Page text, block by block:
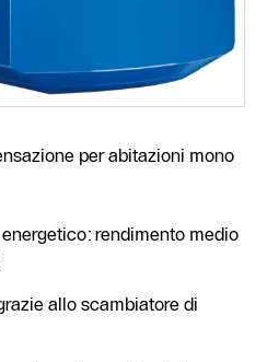
per abitazioni mono
rendimento medio
allo scambiatore di